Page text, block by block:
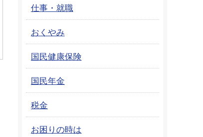
仕事・就職
おくやみ
国民健康保険
国民年金
税金
お困りの時は